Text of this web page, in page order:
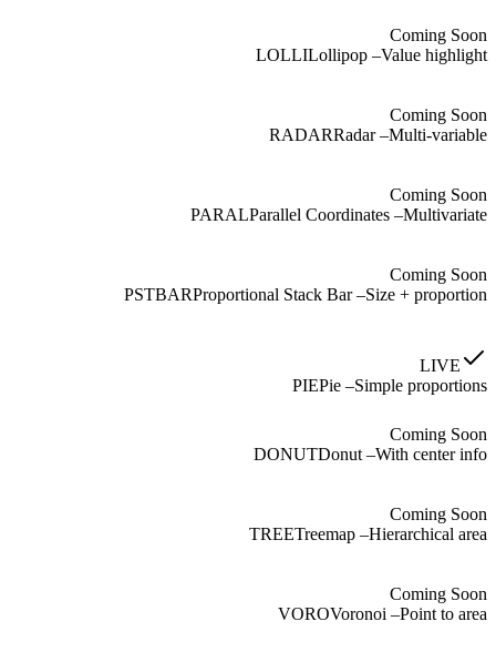
Coming Soon
LOLLILollipop –Value highlight
Coming Soon
RADARRadar–Multi-variable
Coming Soon
PARALParallel Coordinates –Multivariate
Coming Soon
PSTBARProportional Stack Bar–Size + proportion
LIVE
PIEPie –Simple proportions
Coming Soon
DONUTDonut –With center info
Coming Soon
TREETreemap –Hierarchical area
Coming Soon
VOROVoronoi –Point to area